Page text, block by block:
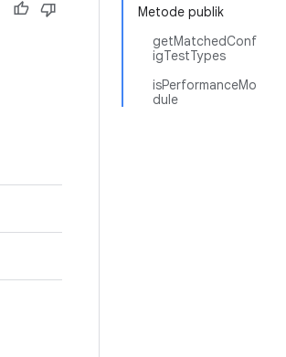
Metode publik
getMatchedConf
igTestTypes
isPerformanceMo
dule